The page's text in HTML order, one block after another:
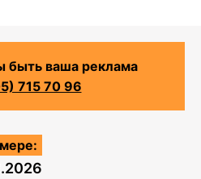
быть ваша реклама
715 70 96